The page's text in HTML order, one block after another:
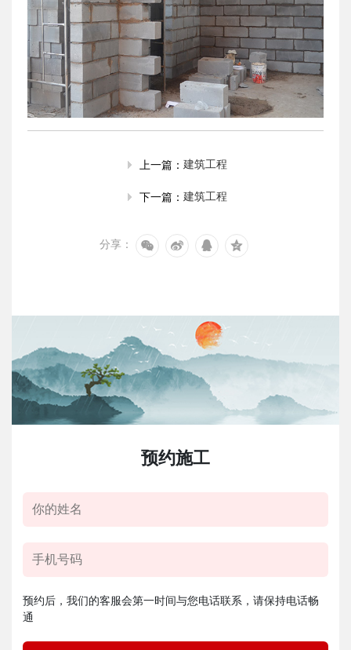
预约施工
预约后，我们的客服会第一时间与您电话联系，请保持电话畅
通
上一篇： 建筑工程
下一篇： 建筑工程
分享：